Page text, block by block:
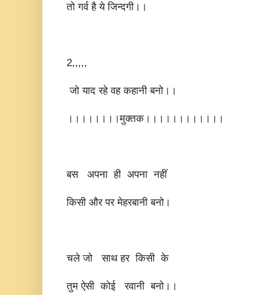
तो गर्व है ये जिन्दगी।।
2,,,,,
जो याद रहे वह कहानी बनो।।
।।।।।।।।मुक्तक।।।।।।।।।।।।
बस अपना ही अपना नहीं
किसी और पर मेहरबानी बनो।
चले जो साथ हर किसी के
तुम ऐसी कोई रवानी बनो।।